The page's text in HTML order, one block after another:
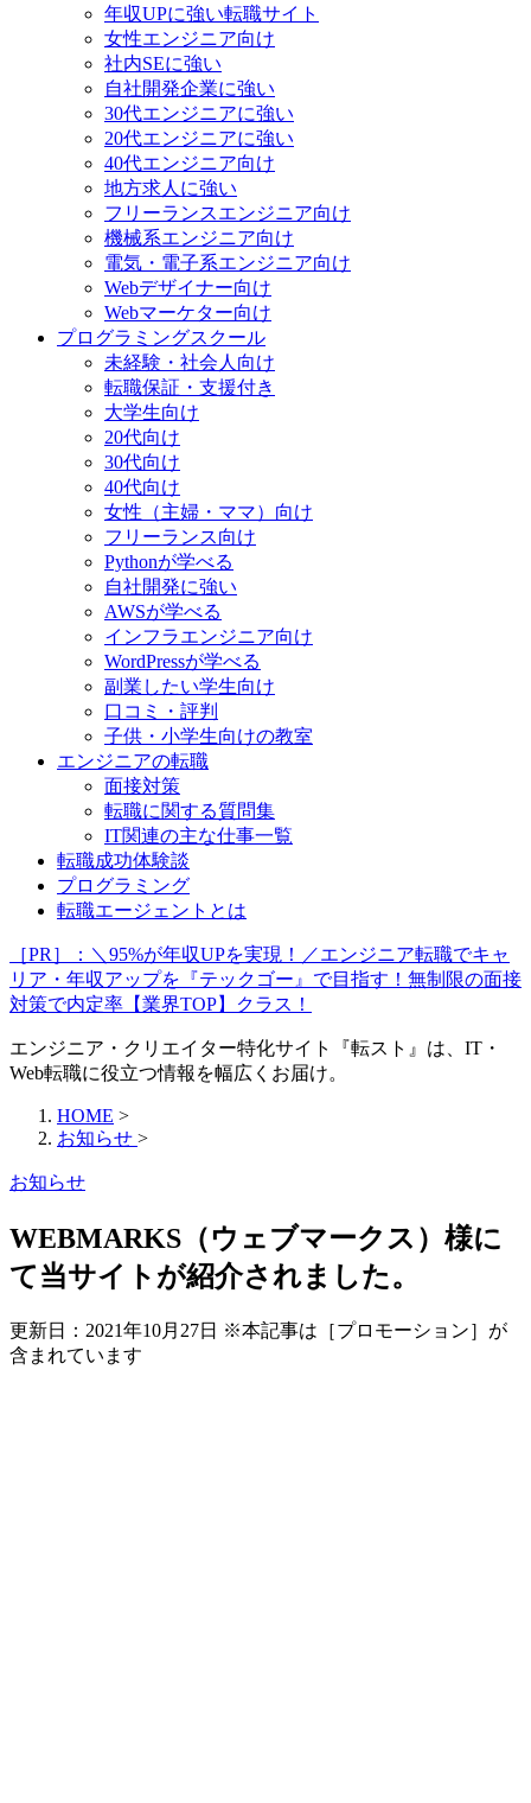
年収UPに強い転職サイト
女性エンジニア向け
社内SEに強い
自社開発企業に強い
30代エンジニアに強い
20代エンジニアに強い
40代エンジニア向け
地方求人に強い
フリーランスエンジニア向け
機械系エンジニア向け
電気・電子系エンジニア向け
Webデザイナー向け
Webマーケター向け
プログラミングスクール
未経験・社会人向け
転職保証・支援付き
大学生向け
20代向け
30代向け
40代向け
女性（主婦・ママ）向け
フリーランス向け
Pythonが学べる
自社開発に強い
AWSが学べる
インフラエンジニア向け
WordPressが学べる
副業したい学生向け
口コミ・評判
子供・小学生向けの教室
エンジニアの転職
面接対策
転職に関する質問集
IT関連の主な仕事一覧
転職成功体験談
プログラミング
転職エージェントとは
［PR］：＼95%が年収UPを実現！／エンジニア転職でキャ
リア・年収アップを『テックゴー』で目指す！無制限の面接
対策で内定率【業界TOP】クラス！
エンジニア・クリエイター特化サイト『転スト』は、IT・
Web転職に役立つ情報を幅広くお届け。
HOME >
お知らせ >
お知らせ
WEBMARKS（ウェブマークス）様に
て当サイトが紹介されました。
更新日： 2021年10月27日 ※本記事は［プロモーション］が
含まれています